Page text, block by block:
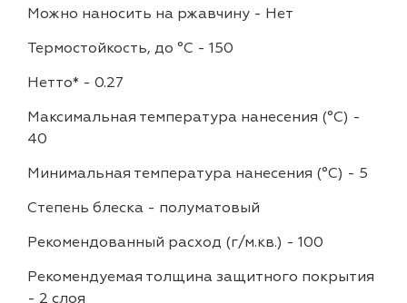
Можно наносить на ржавчину - Нет
Термостойкость, до °C - 150
Нетто* - 0.27
Максимальная температура нанесения (°С) -
40
Минимальная температура нанесения (°С) - 5
Степень блеска - полуматовый
Рекомендованный расход (г/м.кв.) - 100
Рекомендуемая толщина защитного покрытия
- 2 слоя